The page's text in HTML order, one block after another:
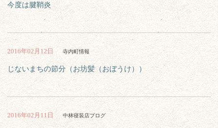
今度は腱鞘炎
2016年02月12日 寺内町情報
じないまちの節分（お坊髪（おぼうけ））
2016年02月11日 中林寝装店ブログ